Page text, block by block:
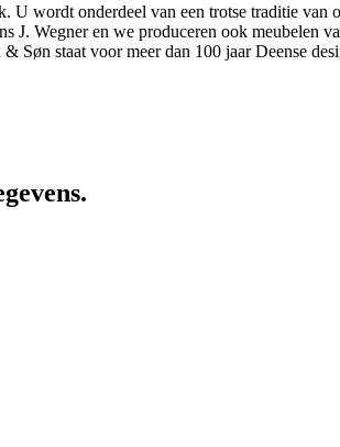
wordt onderdeel van een trotse traditie van
Wegner en we produceren ook meubelen
staat voor meer dan 100 jaar Deense